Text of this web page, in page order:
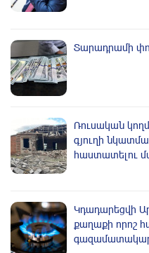
Տարադրամի
Ռուսական
գյուղի
հաստատելու
Կդադարեցվի
քաղաքի որոշ